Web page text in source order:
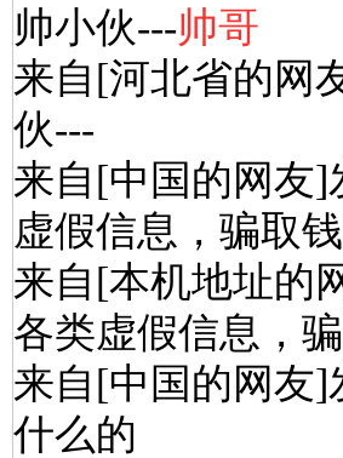
帅小伙---帅哥
来自[河北省的网
伙---
来自[中国的网友
虚假信息，骗取
来自[本机地址的
各类虚假信息，
来自[中国的网友
什么的